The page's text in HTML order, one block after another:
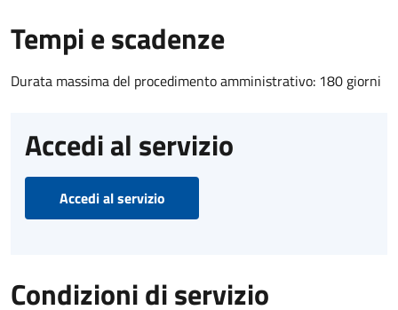
Tempi e scadenze
Durata massima del procedimento amministrativo: 180 giorni
Accedi al servizio
Accedi al servizio
Condizioni di servizio